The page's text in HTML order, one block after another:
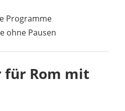
Programme
ohne Pausen
für Rom mit